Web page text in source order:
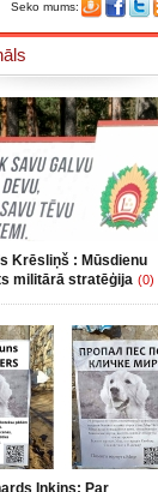
Seko mums:
Krēsliņš : Mūsdienu
militārā stratēģija (0)
Inkins: Par